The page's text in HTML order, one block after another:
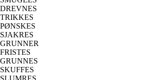
DREVNES
TRIKKES
PØNSKES
SJAKRES
GRUNNER
FRISTES
GRUNNES
SKUFFES
SLUMRES